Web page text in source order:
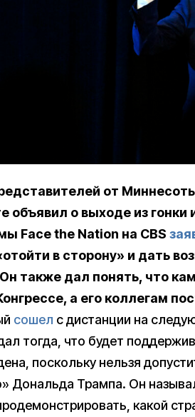
от
объявил о выходе из
Face the Nation на CBS
в сторону» и дать
также дал понять, что
а его коллегам
сошел с дистанции на
тогда, что будет
поскольку нельзя
Дональда Трампа. Он
какой